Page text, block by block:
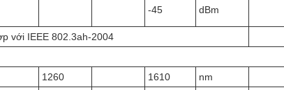
-45 dBm
với IEEE 802.3ah-2004
1260 1610 nm